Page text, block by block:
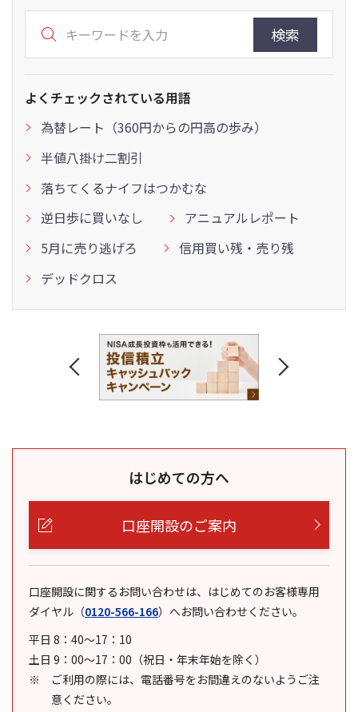
検索
よくチェックされている用語
為替レート（360円からの円高の歩み）
半値八掛け二割引
落ちてくるナイフはつかむな
逆日歩に買いなし
アニュアルレポート
5月に売り逃げろ
信用買い残・売り残
デッドクロス
はじめての方へ
口座開設のご案内
口座開設に関するお問い合わせは、はじめてのお客様専用
ダイヤル （0120-566-166） へお問い合わせください。
平日 8：40～17：10
土日 9：00～17：00（祝日・年末年始を除く）
ご利用の際には、電話番号をお間違えのないようご注
意ください。